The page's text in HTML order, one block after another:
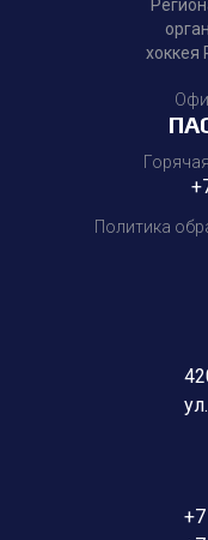
хоккея
Политика